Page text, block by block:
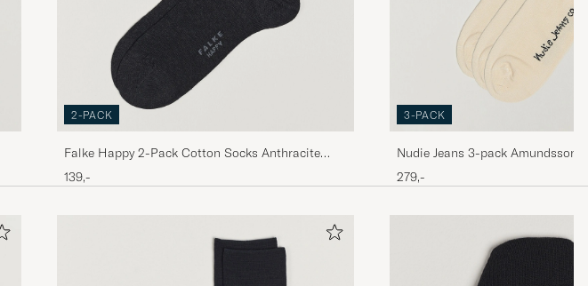
2-PACK
Falke Happy 2-Pack Cotton Socks Anthracite
Melange
139,-
3-PACK
Nudie Jeans 3-pack Amundsson
White/Navy
279,-